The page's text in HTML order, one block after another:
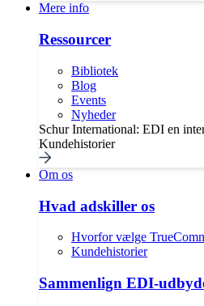
Mere info
Ressourcer
Bibliotek
Blog
Events
Nyheder
Schur International: EDI en
Kundehistorier
Om os
Hvad adskiller os
Hvorfor vælge
Kundehistorier
Sammenlign EDI-